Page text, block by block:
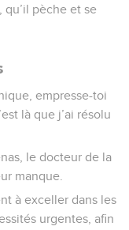
qu’il pèche et se
empresse-toi
là que j’ai résolu
le docteur de la
manque.
à exceller dans les
urgentes, afin